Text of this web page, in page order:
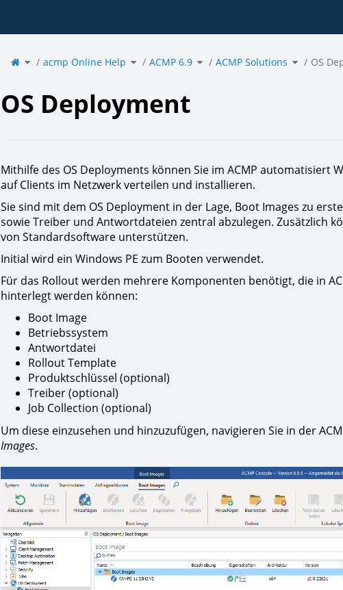
Toggle
the
parent
tree
acmp Online Help Toggle
the
hierarchy
tree
ACMP 6.9 Toggle
the
hierarchy
tree
ACMP Solutions Toggle
the
hierarchy
tree
OS
OS Deployment
Mithilfe des OS Deployments können Sie im ACMP
auf Clients im Netzwerk verteilen und installieren.
Sie sind mit dem OS Deployment in der Lage, Boot Images zu
sowie Treiber und Antwortdateien zentral abzulegen. Zusätzlich
von Standardsoftware unterstützen.
Initial wird ein Windows PE zum Booten verwendet.
Für das Rollout werden mehrere Komponenten benötigt, die in
hinterlegt werden können:
Boot Image
Betriebssystem
Antwortdatei
Rollout Template
Produktschlüssel (optional)
Treiber (optional)
Job Collection (optional)
Um diese einzusehen und hinzuzufügen, navigieren Sie in der
Images.